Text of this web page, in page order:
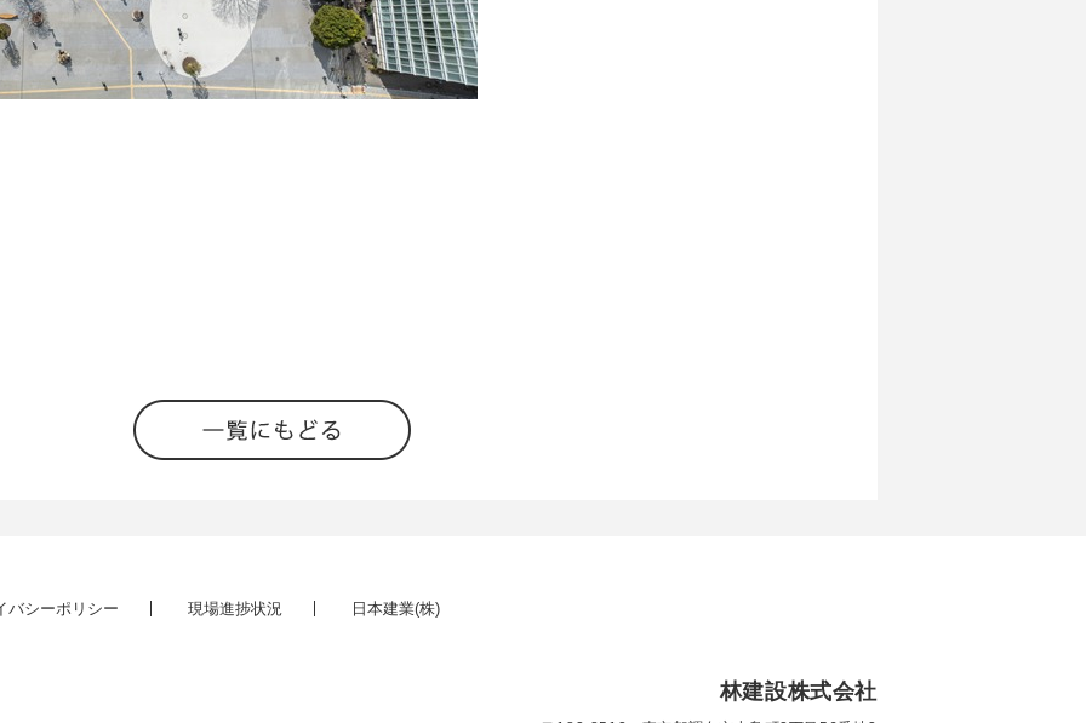
バシーポリシー 現場進捗状況 日本建業(株)
林建設株式会社